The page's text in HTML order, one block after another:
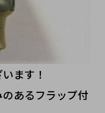
ます！
あるフラップ付